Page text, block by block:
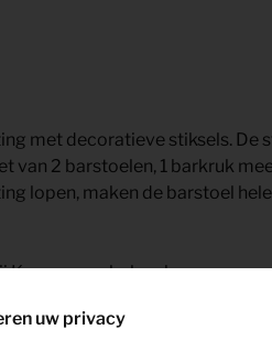
met decoratieve stiksels. De
van 2 barstoelen, 1 barkruk
lopen, maken de barstoel
Keypro meubel verhuur.
uw privacy